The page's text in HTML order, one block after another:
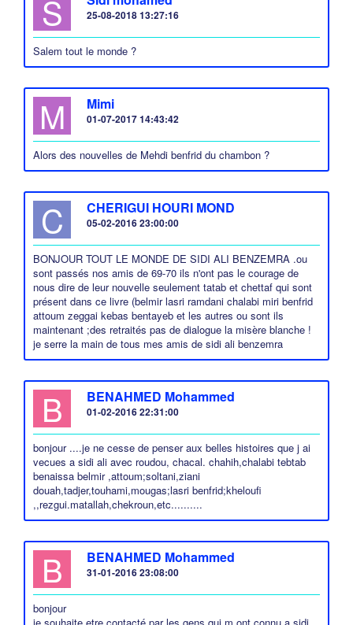
S 25-08-2018 13:27:16
Salem tout le monde ?
M Mimi
01-07-2017 14:43:42
Alors des nouvelles de Mehdi benfrid du chambon ?
C CHERIGUI HOURI MOND
05-02-2016 23:00:00
BONJOUR TOUT LE MONDE DE SIDI ALI BENZEMRA .ou
sont passés nos amis de 69-70 ils n'ont pas le courage de
nous dire de leur nouvelle seulement tatab et chettaf qui sont
présent dans ce livre (belmir lasri ramdani chalabi miri benfrid
attoum zeggai kebas bentayeb et les autres ou sont ils
maintenant ;des retraités pas de dialogue la misère blanche !
je serre la main de tous mes amis de sidi ali benzemra
B BENAHMED Mohammed
01-02-2016 22:31:00
bonjour ....je ne cesse de penser aux belles histoires que j ai
vecues a sidi ali avec roudou, chacal. chahih,chalabi tebtab
benaissa belmir ,attoum;soltani,ziani
douah,tadjer,touhami,mougas;lasri benfrid;kheloufi
,,rezgui.matallah,chekroun,etc..........
B BENAHMED Mohammed
31-01-2016 23:08:00
bonjour